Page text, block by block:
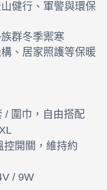
健行、軍警與環保
群冬季禦寒
、居家照護等保暖
/ 圍巾，自由搭配
控開關，維持約
/ 9W